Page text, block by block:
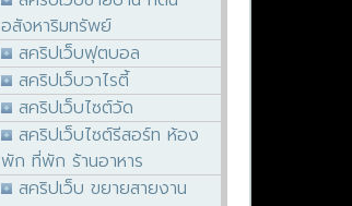
อสังหาริมทรัพย์
สคริปเว็บฟุตบอล
สคริปเว็บวาไรตี้
สคริปเว็บไซต์วัด
สคริปเว็บไซต์รีสอร์ท ห้อง
พัก ที่พัก ร้านอาหาร
สคริปเว็บ ขยายสายงาน